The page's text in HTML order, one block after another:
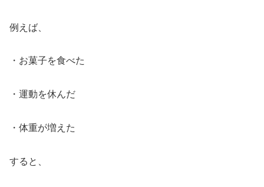
例えば、
・お菓子を食べた
・運動を休んだ
・体重が増えた
すると、